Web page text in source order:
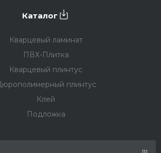
Каталог
Кварцевый ламинат
ПВХ-Плитка
Кварцевый плинтус
плинтус
Клей
Подложка